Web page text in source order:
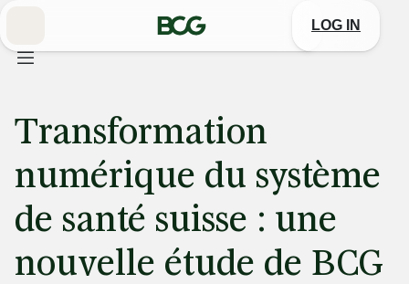
Main
LOG IN
Transformation
numérique du système
de santé suisse : une
nouvelle étude de BCG